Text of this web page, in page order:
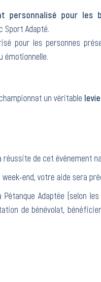
personnalisé pour les
Sport Adapté.
pour les personnes
émotionnelle.
un véritable
réussite de cet événement
end, votre aide sera
Adaptée (selon
de bénévolat,